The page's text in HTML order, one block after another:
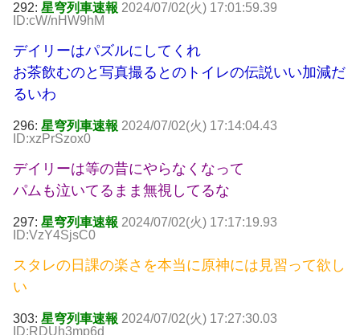
292: 星穹列車速報 2024/07/02(火) 17:01:59.39
ID:cW/nHW9hM
デイリーはパズルにしてくれ
お茶飲むのと写真撮るとのトイレの伝説いい加減だ
るいわ
296: 星穹列車速報 2024/07/02(火) 17:14:04.43
ID:xzPrSzox0
デイリーは等の昔にやらなくなって
パムも泣いてるまま無視してるな
297: 星穹列車速報 2024/07/02(火) 17:17:19.93
ID:VzY4SjsC0
スタレの日課の楽さを本当に原神には見習って欲し
い
303: 星穹列車速報 2024/07/02(火) 17:27:30.03
ID:RDUh3mp6d